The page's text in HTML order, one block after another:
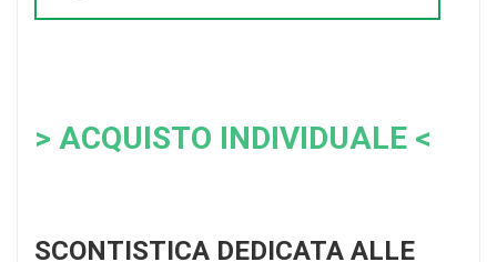
> ACQUISTO INDIVIDUALE <
SCONTISTICA DEDICATA ALLE